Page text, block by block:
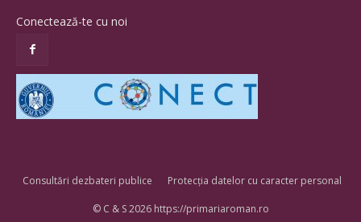
Conectează-te cu noi
Consultări dezbateri publice Protecția datelor cu caracter personal
© C & S 2026 https://primariaroman.ro